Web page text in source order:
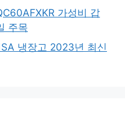
가성비 갑
주목
냉장고 2023년 최신